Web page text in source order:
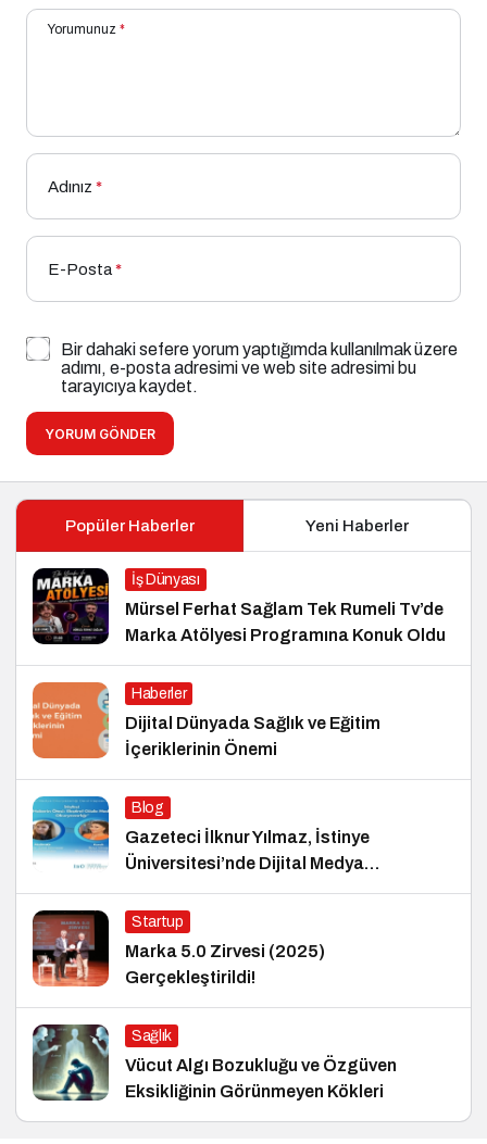
Yorumunuz *
Adınız *
E-Posta*
Bir dahaki sefere yorum yaptığımda kullanılmak üzere
adımı, e-posta adresimi ve web site adresimi bu
tarayıcıya kaydet.
YORUM GÖNDER
Popüler Haberler Yeni Haberler
İş Dünyası
Mürsel Ferhat Sağlam Tek Rumeli Tv’de
Marka Atölyesi Programına Konuk Oldu
Haberler
Dijital Dünyada Sağlık ve Eğitim
İçeriklerinin Önemi
Blog
Gazeteci İlknur Yılmaz, İstinye
Üniversitesi’nde Dijital Medya
Okuryazarlığı Dersinin Konuğu Oldu
Startup
Marka 5.0 Zirvesi (2025)
Gerçekleştirildi!
Sağlık
Vücut Algı Bozukluğu ve Özgüven
Eksikliğinin Görünmeyen Kökleri